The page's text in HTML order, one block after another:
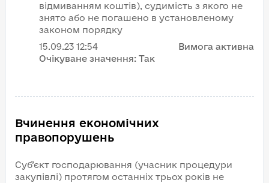
відмиванням коштів), судимість з якого не
знято або не погашено в установленому
законом порядку
15.09.23 12:54
Вимога активна
Очікуване значення: Так
Вчинення економічних
правопорушень
Суб’єкт господарювання (учасник процедури
закупівлі) протягом останніх трьох років не